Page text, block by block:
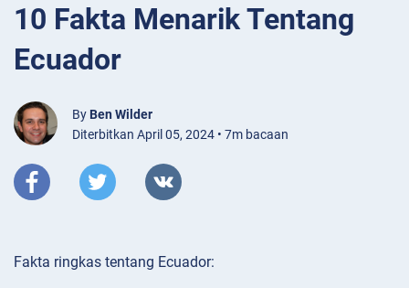
10 Fakta Menarik Tentang
Ecuador
By Ben Wilder
Diterbitkan April 05, 2024 • 7m bacaan
Fakta ringkas tentang Ecuador: